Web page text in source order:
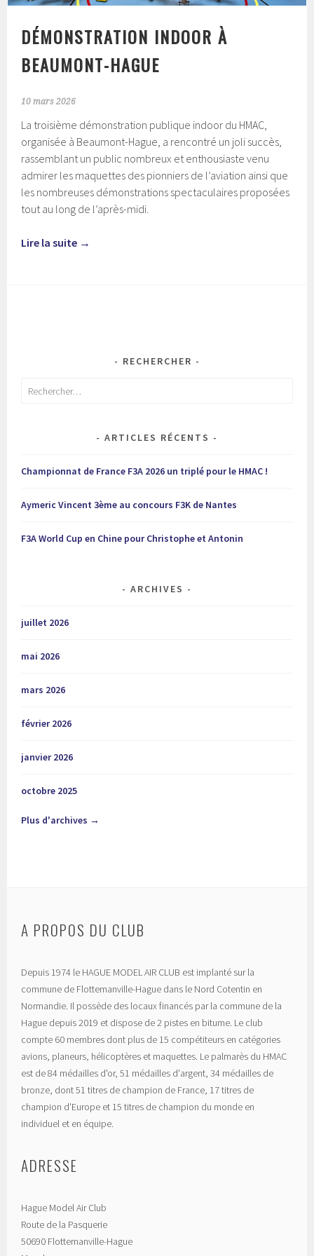
DÉMONSTRATION INDOOR À
BEAUMONT-HAGUE
10 mars 2026
La troisième démonstration publique indoor du HMAC,
organisée à Beaumont-Hague, a rencontré un joli succès,
rassemblant un public nombreux et enthousiaste venu
admirer les maquettes des pionniers de l’aviation ainsi que
les nombreuses démonstrations spectaculaires proposées
tout au long de l’après-midi.
Lire la suite →
RECHERCHER
Rechercher :
ARTICLES RÉCENTS
Championnat de France F3A 2026 un triplé pour le HMAC !
Aymeric Vincent 3ème au concours F3K de Nantes
F3A World Cup en Chine pour Christophe et Antonin
ARCHIVES
juillet 2026
mai 2026
mars 2026
février 2026
janvier 2026
octobre 2025
Plus d'archives →
A PROPOS DU CLUB
Depuis 1974 le HAGUE MODEL AIR CLUB est implanté sur la
commune de Flottemanville-Hague dans le Nord Cotentin en
Normandie. Il possède des locaux financés par la commune de la
Hague depuis 2019 et dispose de 2 pistes en bitume. Le club
compte 60 membres dont plus de 15 compétiteurs en catégories
avions, planeurs, hélicoptères et maquettes. Le palmarès du HMAC
est de 84 médailles d'or, 51 médailles d'argent, 34 médailles de
bronze, dont 51 titres de champion de France, 17 titres de
champion d'Europe et 15 titres de champion du monde en
individuel et en équipe.
ADRESSE
Hague Model Air Club
Route de la Pasquerie
50690 Flottemanville-Hague